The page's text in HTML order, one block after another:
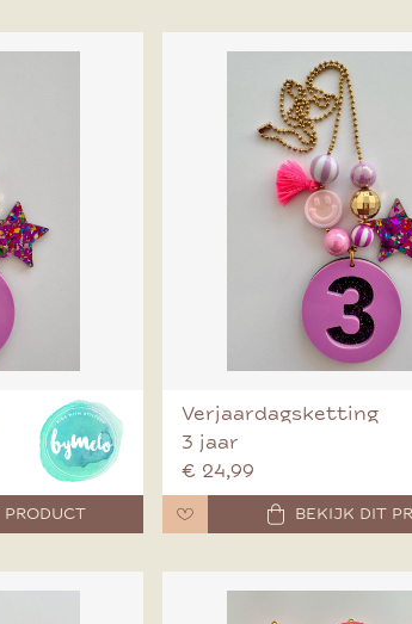
Verjaardagsketting
3 jaar
€ 24,99
BEKIJK DIT